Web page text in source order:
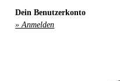
Dein Benutzerkonto
» Anmelden